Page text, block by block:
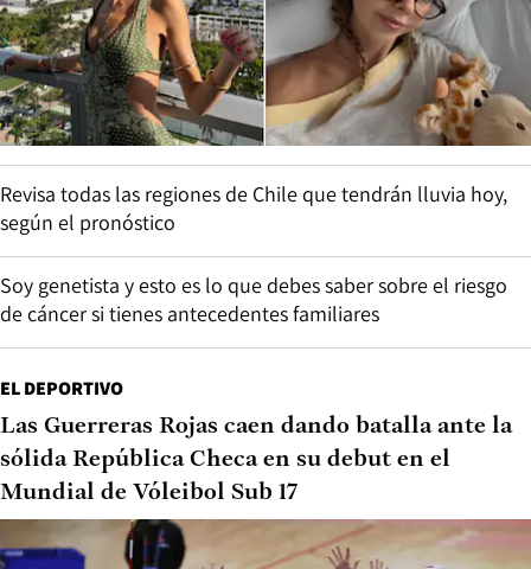
Revisa todas las regiones de Chile que tendrán lluvia hoy,
según el pronóstico
Soy genetista y esto es lo que debes saber sobre el riesgo
de cáncer si tienes antecedentes familiares
EL DEPORTIVO
Las Guerreras Rojas caen dando batalla ante la
sólida República Checa en su debut en el
Mundial de Vóleibol Sub 17